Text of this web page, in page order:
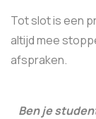
Tot slot is een
altijd mee
afspraken.
Ben je